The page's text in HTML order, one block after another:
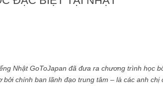
Nhật GoToJapan đã đưa ra chương trình học
chính ban lãnh đạo trung tâm – là các anh chị